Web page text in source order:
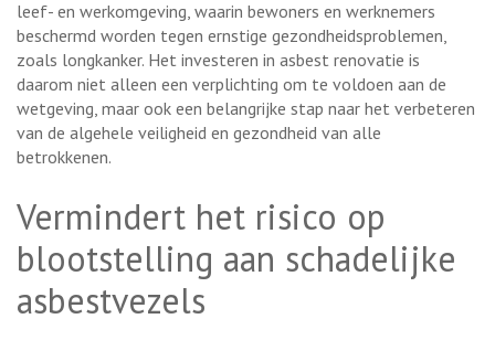
leef- en werkomgeving, waarin bewoners en werknemers
beschermd worden tegen ernstige gezondheidsproblemen,
zoals longkanker. Het investeren in asbest renovatie is
daarom niet alleen een verplichting om te voldoen aan de
wetgeving, maar ook een belangrijke stap naar het verbeteren
van de algehele veiligheid en gezondheid van alle
betrokkenen.
Vermindert het risico op
blootstelling aan schadelijke
asbestvezels